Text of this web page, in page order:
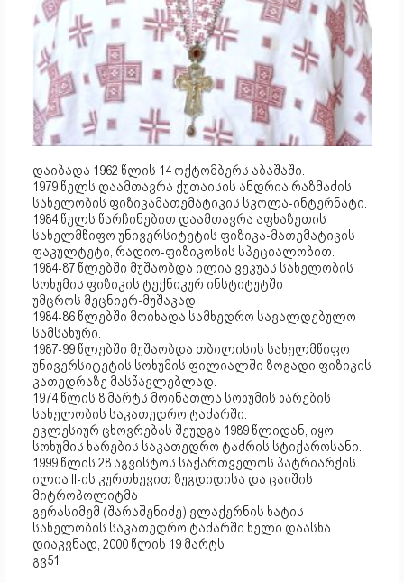
დაიბადა 1962 წლის 14 ოქტომბერს აბაშაში.
1979 წელს დაამთავრა ქუთაისის ანდრია რაზმაძის
სახელობის ფიზიკამათემატიკის სკოლა-ინტერნატი.
1984 წელს წარჩინებით დაამთავრა აფხაზეთის
სახელმწიფო უნივერსიტეტის ფიზიკა-მათემატიკის
ფაკულტეტი, რადიო-ფიზიკოსის სპეციალობით.
1984-87 წლებში მუშაობდა ილია ვეკუას სახელობის
სოხუმის ფიზიკის ტექნიკურ ინსტიტუტში
უმცროს მეცნიერ-მუშაკად.
1984-86 წლებში მოიხადა სამხედრო სავალდებულო
სამსახური.
1987-99 წლებში მუშაობდა თბილისის სახელმწიფო
უნივერსიტეტის სოხუმის ფილიალში ზოგადი ფიზიკის
კათედრაზე მასწავლებლად.
1974 წლის 8 მარტს მოინათლა სოხუმის ხარების
სახელობის საკათედრო ტაძარში.
ეკლესიურ ცხოვრებას შეუდგა 1989 წლიდან, იყო
სოხუმის ხარების საკათედრო ტაძრის სტიქაროსანი.
1999 წლის 28 აგვისტოს საქართველოს პატრიარქის
ილია II-ის კურთხევით ზუგდიდისა და ცაიშის
მიტროპოლიტმა
გერასიმემ (შარაშენიძე) ვლაქერნის ხატის
სახელობის საკათედრო ტაძარში ხელი დაასხა
დიაკვნად, 2000 წლის 19 მარტს
გვ51